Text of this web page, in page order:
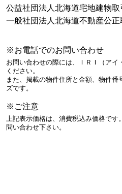
公益社団法人北海道宅地建物取
一般社団法人北海道不動産公
※お電話でのお問い合わせ
お問い合わせの際には、ＩＲＩ（アイ
ください。
また、掲載の物件住所と金額、物件
ズです。
※ご注意
上記表示価格は、消費税込み価格で
問い合わせ下さい。